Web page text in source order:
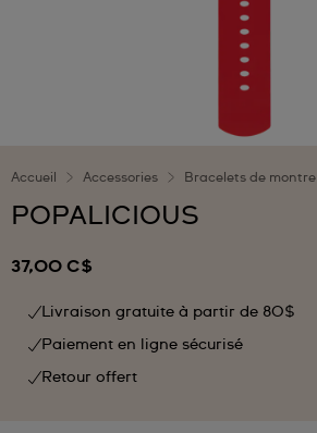
Accueil Accessories Bracelets de montre
POPALICIOUS
37,00 C$
Livraison gratuite à partir de 80$
Paiement en ligne sécurisé
Retour offert